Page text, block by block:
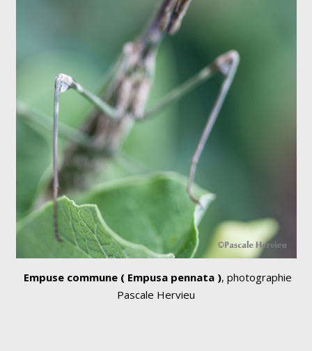
Empuse commune ( Empusa pennata ), photographie
Pascale Hervieu